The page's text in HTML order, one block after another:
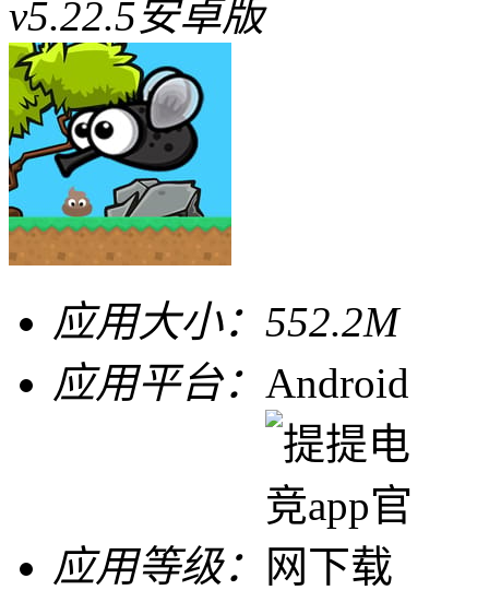
v5.22.5安卓版
应用大小： 552.2M
应用平台： Android
应用等级：